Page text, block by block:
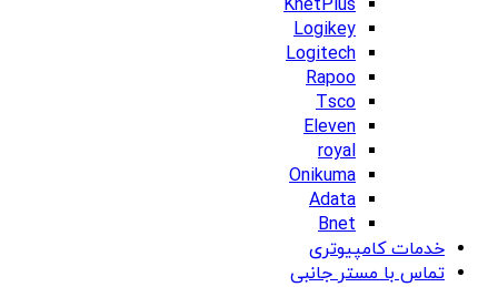
KnetPlus
Logikey
Logitech
Rapoo
Tsco
Eleven
royal
Onikuma
Adata
Bnet
خدمات کامپیوتری
تماس با مستر جانبی